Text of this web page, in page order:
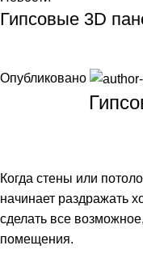
Гипсовые 3D
Опубликовано
Когда стены или
начинает раздражать
сделать все
помещения.